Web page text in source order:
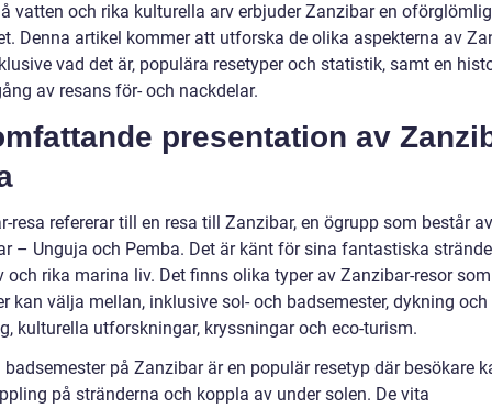
vatten och rika kulturella arv erbjuder Zanzibar en
Denna artikel kommer att utforska de olika aspekterna av
vad det är, populära resetyper och statistik, samt en
av resans för- och nackdelar.
presentation av
resa refererar till en resa till Zanzibar, en ögrupp som består
– Unguja och Pemba. Det är känt för sina fantastiska
och rika marina liv. Det finns olika typer av Zanzibar-resor som
kan välja mellan, inklusive sol- och badsemester, dykning och
kulturella utforskningar, kryssningar och eco-turism.
badsemester på Zanzibar är en populär resetyp där besökare
på stränderna och koppla av under solen. De vita